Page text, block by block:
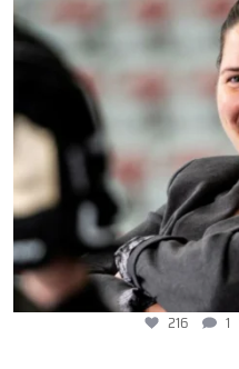
216 1